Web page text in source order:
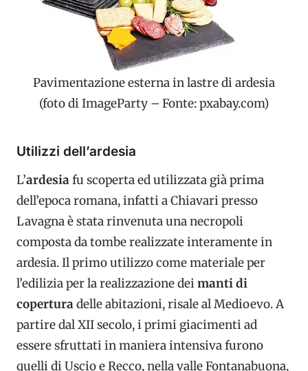
Pavimentazione esterna in lastre di ardesia
(foto di ImageParty – Fonte: pxabay.com)
Utilizzi dell’ardesia
L’ardesiafu scoperta ed utilizzata già prima
dell’epoca romana, infatti a Chiavari presso
Lavagna è stata rinvenuta una necropoli
composta da tombe realizzate interamente in
ardesia. Il primo utilizzo come materiale per
l’edilizia per la realizzazione dei manti di
coperturadelle abitazioni, risale al Medioevo. A
partire dal XII secolo, i primi giacimenti ad
essere sfruttati in maniera intensiva furono
quelli di Uscio e Recco, nella valle Fontanabuona,